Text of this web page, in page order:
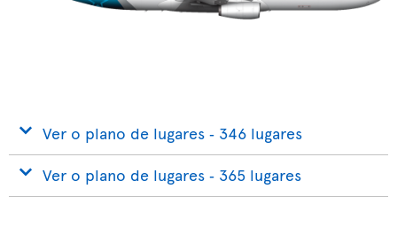
Ver o plano de lugares ‐ 346 lugares
Ver o plano de lugares ‐ 365 lugares